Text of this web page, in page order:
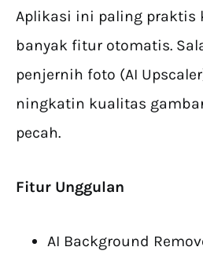
Aplikasi ini paling praktis
banyak fitur otomatis.
penjernih foto (AI
ningkatin kualitas
pecah.
Fitur Unggulan
AI Background